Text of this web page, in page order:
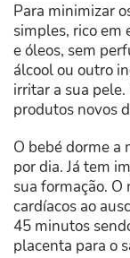
Para minimizar
simples, rico em
e óleos, sem
álcool ou outro
irritar a sua
produtos novos
O bebé dorme a
por dia. Já tem
sua formação.
cardíacos ao
45 minutos
placenta para o